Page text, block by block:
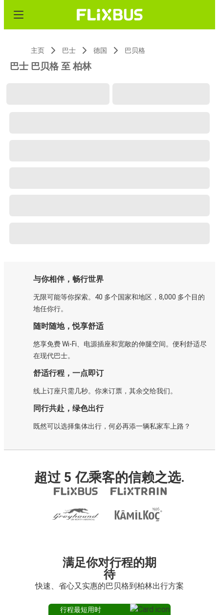
主页 巴士 德国 巴贝格
巴士 巴贝格 至 柏林
与你相伴，畅行世界
无限可能等你探索。40 多个国家和地区，8,000 多个目的
地任你行。
随时随地，悦享舒适
悠享免费 Wi-Fi、电源插座和宽敞的伸腿空间。便利舒适尽
在现代巴士。
舒适行程，一点即订
线上订座只需几秒。你来订票，其余交给我们。
同行共赴，绿色出行
既然可以选择集体出行，何必再添一辆私家车上路？
超过 5 亿乘客的信赖之选.
满足你对行程的期
待
快速、省心又实惠的巴贝格到柏林出行方案
行程最短用时